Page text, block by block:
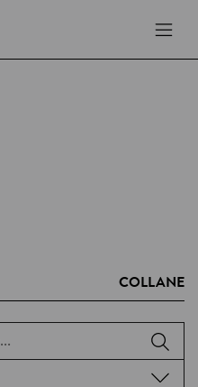
COLLANE